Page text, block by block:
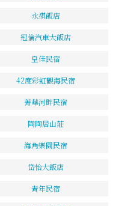
永祺飯店
冠倫汽車大飯店
皇佳民宿
42度彩虹觀海民宿
菁華河畔民宿
陶陶居山莊
海角樂園民宿
岱怡大飯店
青年民宿